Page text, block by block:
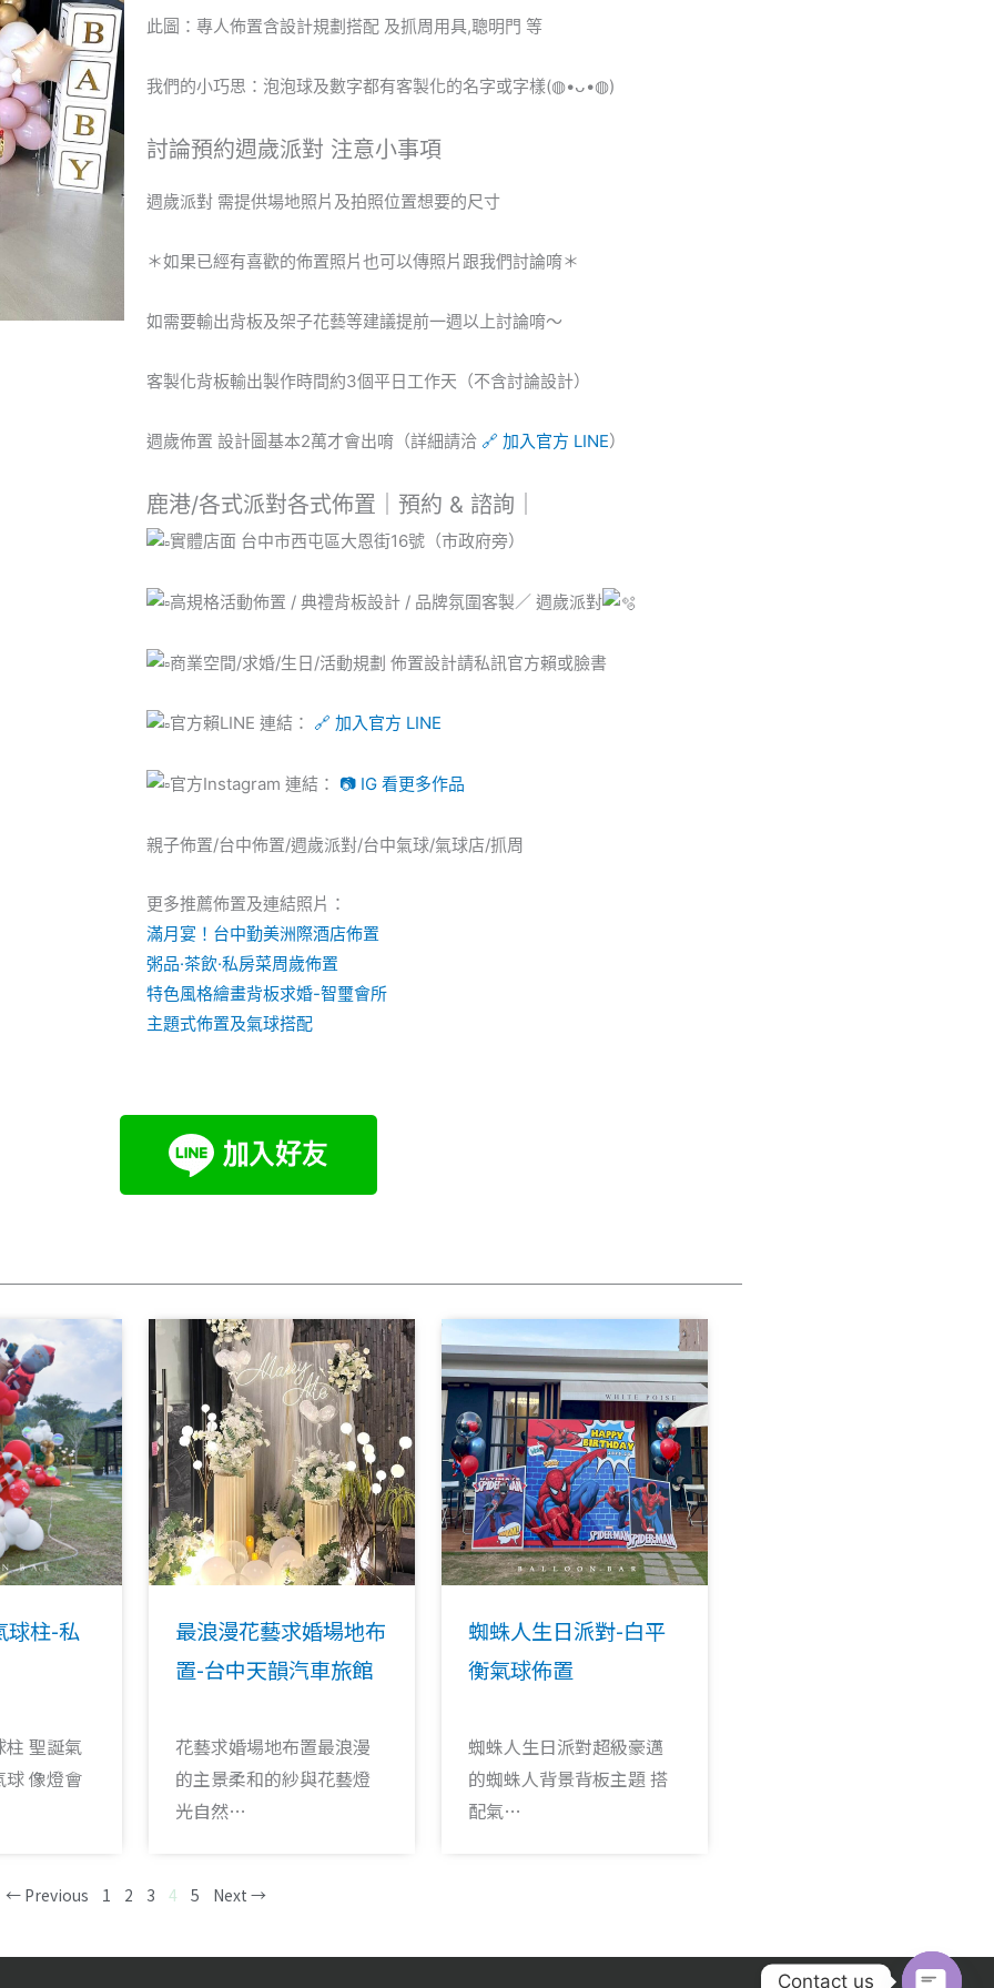
此圖：專人佈置含設計規劃搭配 及抓周用具,聰明門 等
我們的小巧思：泡泡球及數字都有客製化的名字或字樣(◍•ᴗ•◍)
討論預約週歲派對 注意小事項
週歲派對 需提供場地照片及拍照位置想要的尺寸
＊如果已經有喜歡的佈置照片也可以傳照片跟我們討論唷＊
如需要輸出背板及架子花藝等建議提前一週以上討論唷～
客製化背板輸出製作時間約3個平日工作天（不含討論設計）
週歲佈置 設計圖基本2萬才會出唷（詳細請洽 🔗 加入官方 LINE）
鹿港/各式派對各式佈置｜預約 & 諮詢｜
實體店面 台中市西屯區大恩街16號（市政府旁）
高規格活動佈置 / 典禮背板設計 / 品牌氛圍客製／ 週歲派對
商業空間/求婚/生日/活動規劃 佈置設計請私訊官方賴或臉書
官方賴LINE 連結： 🔗 加入官方 LINE
官方Instagram 連結： 📷 IG 看更多作品
親子佈置/台中佈置/週歲派對/台中氣球/氣球店/抓周
更多推薦佈置及連結照片：
滿月宴！台中勤美洲際酒店佈置
粥品·茶飲·私房菜周歲佈置
特色風格繪畫背板求婚-智璽會所
主題式佈置及氣球搭配
球柱-私
柱 聖誕氣
球 像燈會
最浪漫花藝求婚場地布
置-台中天韻汽車旅館
花藝求婚場地布置最浪漫
的主景柔和的紗與花藝燈
光自然…
蜘蛛人生日派對-白平
衡氣球佈置
蜘蛛人生日派對超級豪邁
的蜘蛛人背景背板主題 搭
配氣…
← Previous
Page
1 2 3 4
Page
5 Next →
Contact us